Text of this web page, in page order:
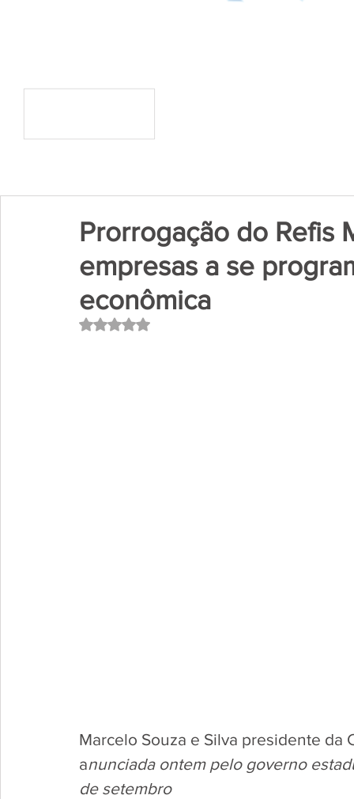
Prorrogação do Refis
empresas a se
econômica
Avaliado com NaN de 5 estrelas.
Marcelo Souza e Silva presidente da
anunciada ontem pelo governo
de setembro